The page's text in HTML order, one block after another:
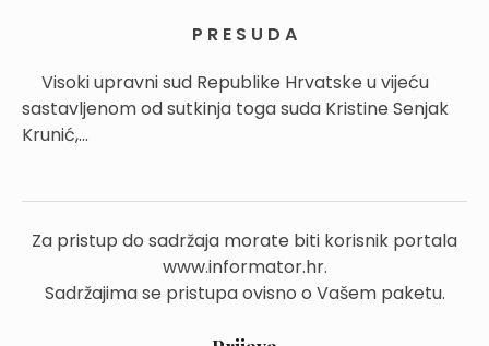
P R E S U D A
Visoki upravni sud Republike Hrvatske u vijeću
sastavljenom od sutkinja toga suda Kristine Senjak
Krunić,...
Za pristup do sadržaja morate biti korisnik portala
www.informator.hr.
Sadržajima se pristupa ovisno o Vašem paketu.